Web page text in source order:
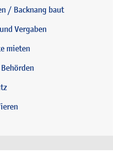
/ Backnang baut
Vergaben
mieten